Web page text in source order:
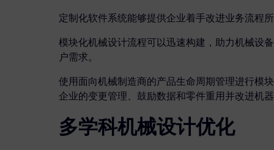
定制化软件系统能够提供企业着手改进业务流程
模块化机械设计流程可以迅速构建，助力机械设
户需求。
使用面向机械制造商的产品生命周期管理进行模
企业的变更管理、鼓励数据和零件重用并改进机
多学科机械设计优化